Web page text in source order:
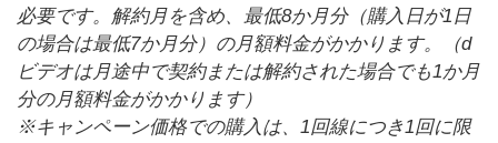
必要です。解約月を含め、最低8か月分（購入日が1日
の場合は最低7か月分）の月額料金がかかります。（d
ビデオは月途中で契約または解約された場合でも1か月
分の月額料金がかかります）
※キャンペーン価格での購入は、1回線につき1回に限